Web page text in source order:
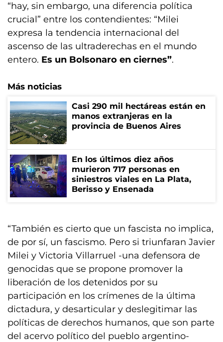
“hay, sin embargo, una diferencia política
crucial” entre los contendientes: “Milei
expresa la tendencia internacional del
ascenso de las ultraderechas en el mundo
entero. Es un Bolsonaro en ciernes”.
Más noticias
Casi 290 mil hectáreas están en
manos extranjeras en la
provincia de Buenos Aires
En los últimos diez años
murieron 717 personas en
siniestros viales en La Plata,
Berisso y Ensenada
“También es cierto que un fascista no implica,
de por sí, un fascismo. Pero si triunfaran Javier
Milei y Victoria Villarruel -una defensora de
genocidas que se propone promover la
liberación de los detenidos por su
participación en los crímenes de la última
dictadura, y desarticular y deslegitimar las
políticas de derechos humanos, que son parte
del acervo político del pueblo argentino-